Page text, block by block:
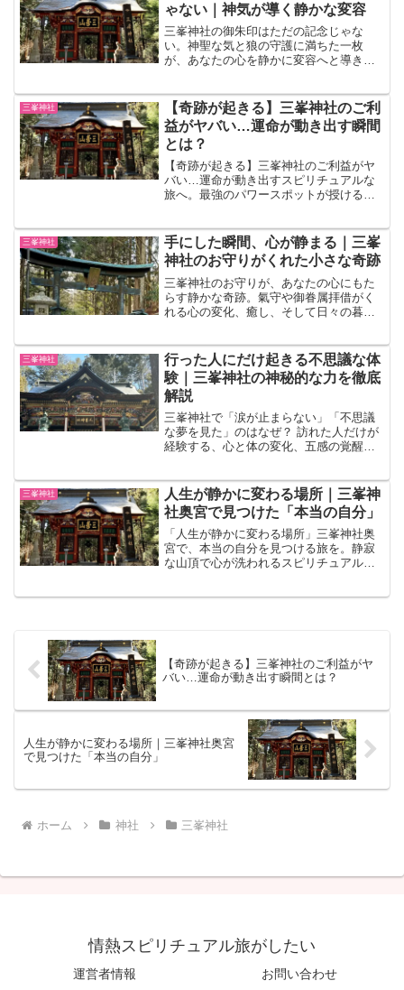
ゃない｜神気が導く静かな変容
三峯神社の御朱印はただの記念じゃな
い。神聖な気と狼の守護に満ちた一枚
が、あなたの心を静かに変容へと導きま
ガイド。
三峯神社
【奇跡が起きる】三峯神社のご利
益がヤバい…運命が動き出す瞬間
とは？
【奇跡が起きる】三峯神社のご利益がヤ
バい…運命が動き出すスピリチュアルな
旅へ。最強のパワースポットが授ける金
三峯神社
手にした瞬間、心が静まる｜三峯
神社のお守りがくれた小さな奇跡
三峯神社のお守りが、あなたの心にもた
らす静かな奇跡。氣守や御眷属拝借がく
れる心の変化、癒し、そして日々の暮ら
三峯神社
行った人にだけ起きる不思議な体
験｜三峯神社の神秘的な力を徹底
解説
三峯神社で「涙が止まらない」「不思議
な夢を見た」のはなぜ？ 訪れた人だけが
経験する、心と体の変化、五感の覚醒、
三峯神社
人生が静かに変わる場所｜三峯神
社奥宮で見つけた「本当の自分」
「人生が静かに変わる場所」三峯神社奥
宮で、本当の自分を見つける旅を。静寂
な山頂で心が洗われるスピリチュアル体
【奇跡が起きる】三峯神社のご利益がヤ
バい…運命が動き出す瞬間とは？
人生が静かに変わる場所｜三峯神社奥宮
で見つけた「本当の自分」
ホーム 神社 三峯神社
情熱スピリチュアル旅がしたい
運営者情報 お問い合わせ